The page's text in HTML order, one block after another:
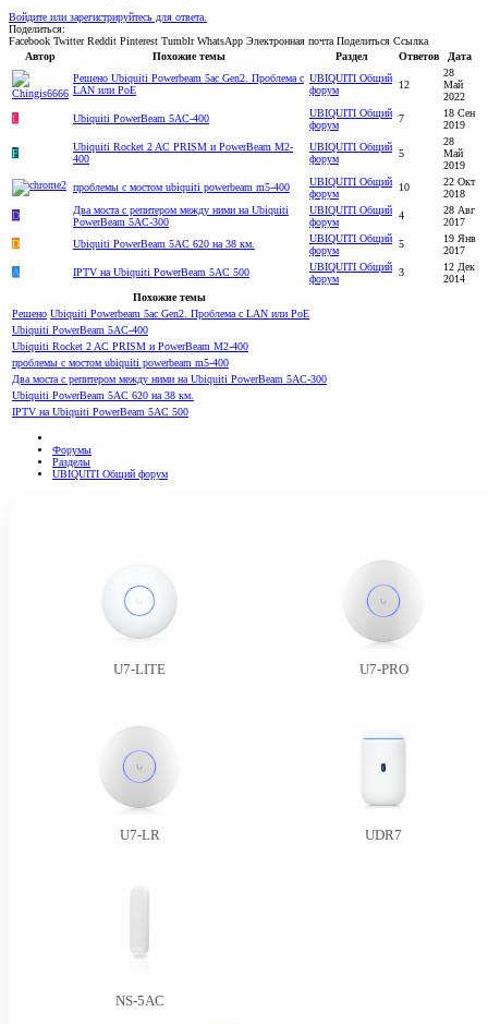
Войдите или зарегистрируйтесь для ответа.
Поделиться:
Facebook Twitter Reddit Pinterest Tumblr WhatsApp Электронная почта Поделиться Ссылка
Автор
Похожие темы Раздел Ответов
Дата
Решено Ubiquiti Powerbeam 5ac Gen2. Проблема с
LAN или PoE
UBIQUITI Общий
форум
12
28
Май
2022
L
Ubiquiti PowerBeam 5AC-400
UBIQUITI Общий
форум
7
18 Сен
2019
F
Ubiquiti Rocket 2 AC PRISM и PowerBeam M2-
400
UBIQUITI Общий
форум
5
28
Май
2019
проблемы с мостом ubiquiti powerbeam m5-400
UBIQUITI Общий
форум
10
22 Окт
2018
D
Два моста с репитером между ними на Ubiquiti
PowerBeam 5AC-300
UBIQUITI Общий
форум
4
28 Авг
2017
D
Ubiquiti PowerBeam 5AC 620 на 38 км.
UBIQUITI Общий
форум
5
19 Янв
2017
A
IPTV на Ubiquiti PowerBeam 5AC 500
UBIQUITI Общий
форум
3
12 Дек
2014
Похожие темы
Решено Ubiquiti Powerbeam 5ac Gen2. Проблема с LAN или PoE
Ubiquiti PowerBeam 5AC-400
Ubiquiti Rocket 2 AC PRISM и PowerBeam M2-400
проблемы с мостом ubiquiti powerbeam m5-400
Два моста с репитером между ними на Ubiquiti PowerBeam 5AC-300
Ubiquiti PowerBeam 5AC 620 на 38 км.
IPTV на Ubiquiti PowerBeam 5AC 500
Форумы
Разделы
UBIQUITI Общий форум
U7-LITE U7-PRO
U7-LR UDR7
NS-5AC